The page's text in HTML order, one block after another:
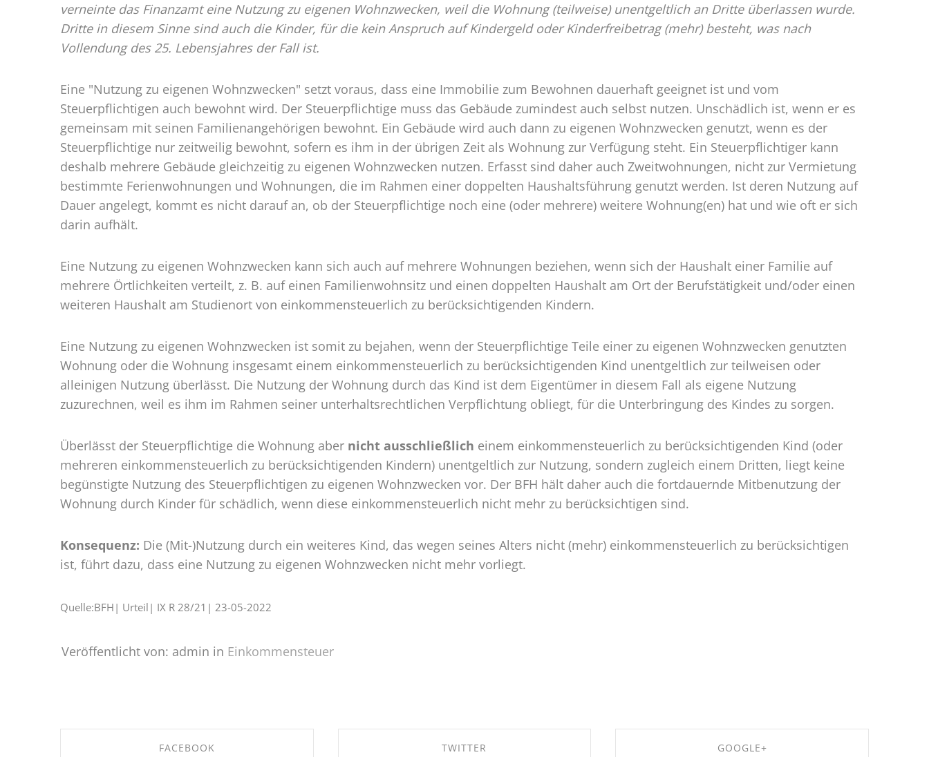
verneinte das Finanzamt eine Nutzung zu eigenen Wohnzwecken, weil die Wohnung (teilweise) unentgeltlich an Dritte überlassen wurde.
Dritte in diesem Sinne sind auch die Kinder, für die kein Anspruch auf Kindergeld oder Kinderfreibetrag (mehr) besteht, was nach
Vollendung des 25. Lebensjahres der Fall ist.
Eine "Nutzung zu eigenen Wohnzwecken" setzt voraus, dass eine Immobilie zum Bewohnen dauerhaft geeignet ist und vom
Steuerpflichtigen auch bewohnt wird. Der Steuerpflichtige muss das Gebäude zumindest auch selbst nutzen. Unschädlich ist, wenn er es
gemeinsam mit seinen Familienangehörigen bewohnt. Ein Gebäude wird auch dann zu eigenen Wohnzwecken genutzt, wenn es der
Steuerpflichtige nur zeitweilig bewohnt, sofern es ihm in der übrigen Zeit als Wohnung zur Verfügung steht. Ein Steuerpflichtiger kann
deshalb mehrere Gebäude gleichzeitig zu eigenen Wohnzwecken nutzen. Erfasst sind daher auch Zweitwohnungen, nicht zur Vermietung
bestimmte Ferienwohnungen und Wohnungen, die im Rahmen einer doppelten Haushaltsführung genutzt werden. Ist deren Nutzung auf
Dauer angelegt, kommt es nicht darauf an, ob der Steuerpflichtige noch eine (oder mehrere) weitere Wohnung(en) hat und wie oft er sich
darin aufhält.
Eine Nutzung zu eigenen Wohnzwecken kann sich auch auf mehrere Wohnungen beziehen, wenn sich der Haushalt einer Familie auf
mehrere Örtlichkeiten verteilt, z. B. auf einen Familienwohnsitz und einen doppelten Haushalt am Ort der Berufstätigkeit und/oder einen
weiteren Haushalt am Studienort von einkommensteuerlich zu berücksichtigenden Kindern.
Eine Nutzung zu eigenen Wohnzwecken ist somit zu bejahen, wenn der Steuerpflichtige Teile einer zu eigenen Wohnzwecken genutzten
Wohnung oder die Wohnung insgesamt einem einkommensteuerlich zu berücksichtigenden Kind unentgeltlich zur teilweisen oder
alleinigen Nutzung überlässt. Die Nutzung der Wohnung durch das Kind ist dem Eigentümer in diesem Fall als eigene Nutzung
zuzurechnen, weil es ihm im Rahmen seiner unterhaltsrechtlichen Verpflichtung obliegt, für die Unterbringung des Kindes zu sorgen.
Überlässt der Steuerpflichtige die Wohnung aber nicht ausschließlich einem einkommensteuerlich zu berücksichtigenden Kind (oder
mehreren einkommensteuerlich zu berücksichtigenden Kindern) unentgeltlich zur Nutzung, sondern zugleich einem Dritten, liegt keine
begünstigte Nutzung des Steuerpflichtigen zu eigenen Wohnzwecken vor. Der BFH hält daher auch die fortdauernde Mitbenutzung der
Wohnung durch Kinder für schädlich, wenn diese einkommensteuerlich nicht mehr zu berücksichtigen sind.
Konsequenz: Die (Mit-)Nutzung durch ein weiteres Kind, das wegen seines Alters nicht (mehr) einkommensteuerlich zu berücksichtigen
ist, führt dazu, dass eine Nutzung zu eigenen Wohnzwecken nicht mehr vorliegt.
Quelle:BFH| Urteil| IX R 28/21| 23-05-2022
Veröffentlicht von: admin in Einkommensteuer
FACEBOOK TWITTER GOOGLE+